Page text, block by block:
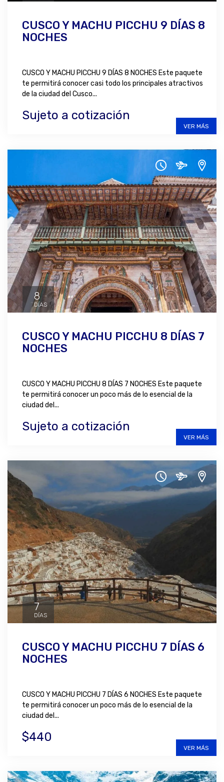
CUSCO Y MACHU PICCHU 9 DÍAS 8
NOCHES
CUSCO Y MACHU PICCHU 9 DÍAS 8 NOCHES Este paquete
te permitirá conocer casi todo los principales atractivos
de la ciudad del Cusco...
Sujeto a cotización
VER MÁS
8
DÍAS
CUSCO Y MACHU PICCHU 8 DÍAS 7
NOCHES
CUSCO Y MACHU PICCHU 8 DÍAS 7 NOCHES Este paquete
te permitirá conocer un poco más de lo esencial de la
ciudad del...
Sujeto a cotización
VER MÁS
7
DÍAS
CUSCO Y MACHU PICCHU 7 DÍAS 6
NOCHES
CUSCO Y MACHU PICCHU 7 DÍAS 6 NOCHES Este paquete
te permitirá conocer un poco más de lo esencial de la
ciudad del...
$440
VER MÁS